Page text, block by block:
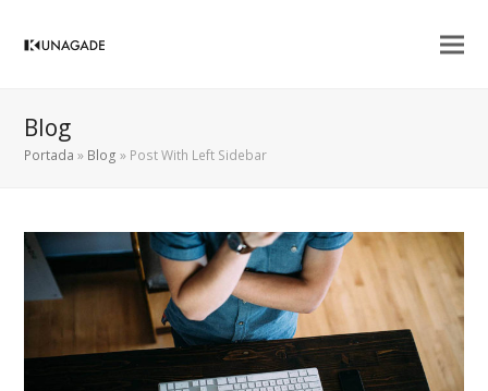
Blog
Portada » Blog » Post With Left Sidebar